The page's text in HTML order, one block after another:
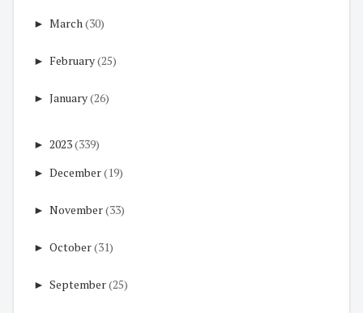
► March(30)
► February(25)
► January(26)
► 2023(339)
► December(19)
► November(33)
► October(31)
► September(25)